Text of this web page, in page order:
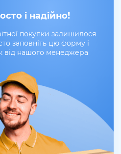
і надійно!
покупки залишилося
заповніть цю форму і
від нашого менеджера